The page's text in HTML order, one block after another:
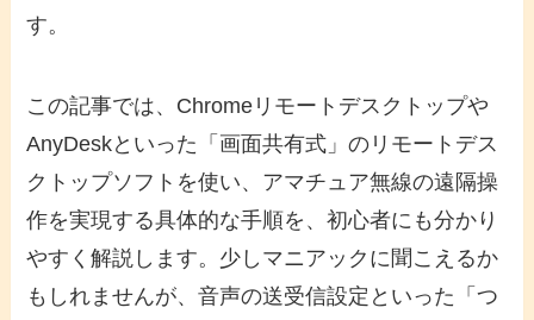
す。
この記事では、Chromeリモートデスクトップや
AnyDeskといった「画面共有式」のリモートデス
クトップソフトを使い、アマチュア無線の遠隔操
作を実現する具体的な手順を、初心者にも分かり
やすく解説します。少しマニアックに聞こえるか
もしれませんが、音声の送受信設定といった「つ